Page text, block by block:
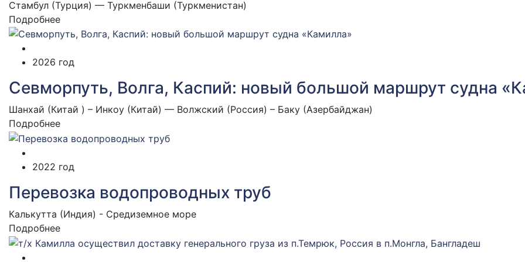
Стамбул (Турция) — Туркменбаши (Туркменистан)
Подробнее
2026 год
Севморпуть, Волга, Каспий: новый большой маршрут судна
Шанхай (Китай ) – Инкоу (Китай) — Волжский (Россия) – Баку (Азербайджан)
Подробнее
2022 год
Перевозка водопроводных труб
Калькутта (Индия) - Средиземное море
Подробнее